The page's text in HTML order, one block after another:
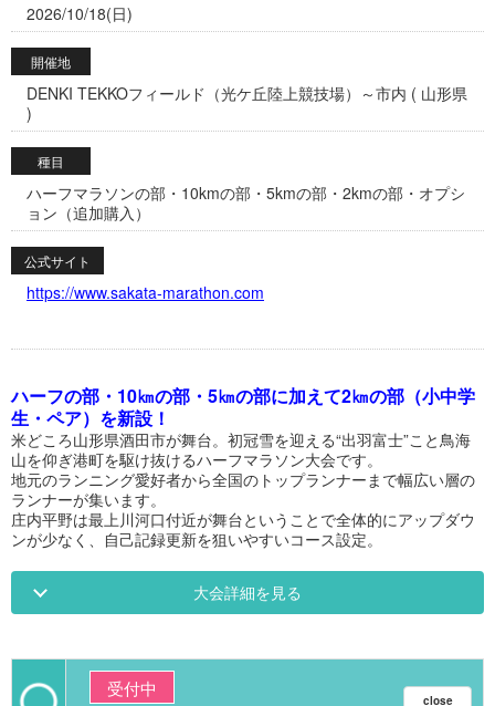
2026/10/18(日)
開催地
DENKI TEKKOフィールド（光ケ丘陸上競技場）～市内 ( 山形県
)
種目
ハーフマラソンの部・10kmの部・5kmの部・2kmの部・オプシ
ョン（追加購入）
公式サイト
https://www.sakata-marathon.com
ハーフの部・10㎞の部・5㎞の部に加えて2㎞の部（小中学
生・ペア）を新設！
米どころ山形県酒田市が舞台。初冠雪を迎える“出羽富士”こと鳥海
山を仰ぎ港町を駆け抜けるハーフマラソン大会です。
地元のランニング愛好者から全国のトップランナーまで幅広い層の
ランナーが集います。
庄内平野は最上川河口付近が舞台ということで全体的にアップダウ
ンが少なく、自己記録更新を狙いやすいコース設定。
大会詳細を見る
受付中